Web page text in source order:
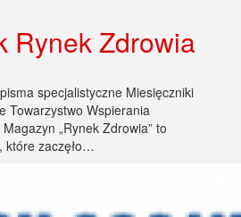
Rynek Zdrowia
specjalistyczne Miesięczniki
Towarzystwo Wspierania
„Rynek Zdrowia” to
które zaczęło…